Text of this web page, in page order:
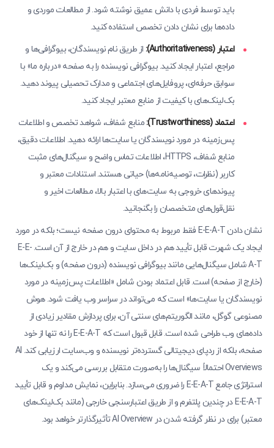
باید توسط فردی با دانش عمیق نوشته شود. از مطالعات موردی و
داده‌ها برای نشان دادن تخصص استفاده کنید.
اعتبار (Authoritativeness):
از طریق نام نویسندگان، بیوگرافی‌ها و
مراجع، اعتبار ایجاد کنید. بیوگرافی نویسنده را به صفحه «درباره ما» با
سوابق حرفه‌ای، پروفایل‌های اجتماعی و مدارک تحصیلی پیوند دهید.
بک‌لینک‌های با کیفیت از منابع معتبر ایجاد کنید.
اعتماد (Trustworthiness):
منابع شفاف، شواهد تخصص و اطلاعات
پس‌زمینه در مورد نویسندگان یا سایت‌ها ارائه دهید. اطلاعات دقیق،
منابع شفاف، HTTPS، اطلاعات تماس واضح و سیگنال‌های مثبت
کاربر (نظرات، توصیه‌نامه‌ها) حیاتی هستند. استنادات معتبر و
پیوندهای خروجی به سایت‌های با اعتبار بالا، مطالعات اخیر و
نقل‌قول‌های متخصصان را بگنجانید.
نشان دادن E-E-A-T فقط مربوط به محتوای درون صفحه نیست؛ بلکه در مورد
ایجاد یک شهرت قابل تأیید هم در داخل سایت و هم در خارج از آن است. E-E-
A-T شامل سیگنال‌هایی مانند بیوگرافی نویسنده (درون صفحه) و بک‌لینک‌ها
(خارج از صفحه) است. قابل اعتماد بودن شامل «اطلاعات پس‌زمینه در مورد
نویسندگان یا سایت‌ها» است که می‌تواند در سراسر وب یافت شود. هوش
مصنوعی گوگل، مانند الگوریتم‌های سنتی آن، برای پردازش مقادیر زیادی از
داده‌های وب طراحی شده است. قابل قبول است که E-E-A-T را نه تنها از خود
صفحه، بلکه از ردپای دیجیتالی گسترده‌تر نویسنده و وب‌سایت ارزیابی کند. AI
Overviews احتمالاً سیگنال‌ها را به‌صورت متقابل بررسی می‌کند و یک
استراتژی جامع E-E-A-T را ضروری می‌سازد. بنابراین، نمایش مداوم و قابل تأیید
E-E-A-T در چندین پلتفرم و از طریق اعتبارسنجی خارجی (مانند بک‌لینک‌های
معتبر) برای در نظر گرفته شدن در AI Overview تأثیرگذارتر خواهد بود.